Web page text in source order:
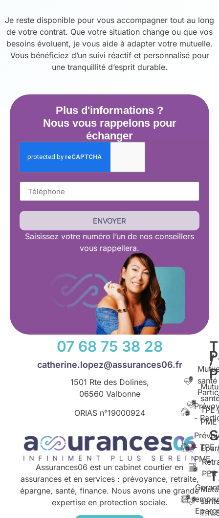
Je reste disponible pour vous accompagner tout au long
de votre contrat. Que votre situation change ou que vos
besoins évoluent, je vous aide à adapter votre mutuelle.
Vous bénéficiez d’un suivi réactif et personnalisé pour
une tranquillité d’esprit durable.
Plus d'informations ?
Nous vous rappelons pour
échanger
ENVOYER
Saisissez votre numéro l’un de nos conseillers
vous rappellera.
07 68 75 38 28
catherine.lopez@assurances06.fr
1501 Rte des Dolines,
06560 Valbonne
ORIAS n°19000924
Assurances06 est un cabinet courtier en
assurances et en services : prévoyance, retraite,
épargne, santé, finance. Nous avons une grande
expertise en protection sociale.
/
TPE
PME
- TPE
PME
-
PER